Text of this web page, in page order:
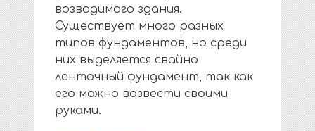
возводимого здания.
Существует много разных
типов фундаментов, но среди
них выделяется свайно
ленточный фундамент, так как
его можно возвести своими
руками.